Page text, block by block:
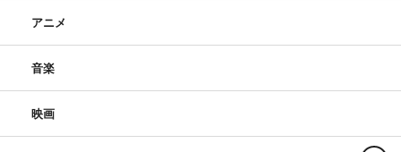
アニメ
音楽
映画